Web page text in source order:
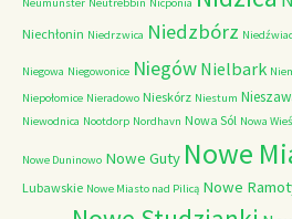
Niechłonin Niedrzwica Niedzbórz
Niegowa Niegowonice Niegów Nielbark
Niepołomice Nieradowo Nieskórz Niestum
Niewodnica Nootdorp Nordhavn Nowa Sól Nowa
Nowe Duninowo Nowe Guty Nowe
Lubawskie Nowe Miasto nad Pilicą Nowe